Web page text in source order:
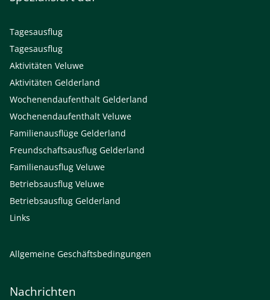
Tagesausflug
Tagesausflug
Aktivitäten Veluwe
Aktivitäten Gelderland
Wochenendaufenthalt Gelderland
Wochenendaufenthalt Veluwe
Familienausflüge Gelderland
Freundschaftsausflug Gelderland
Familienausflug Veluwe
Betriebsausflug Veluwe
Betriebsausflug Gelderland
Links
Allgemeine Geschäftsbedingungen
Nachrichten